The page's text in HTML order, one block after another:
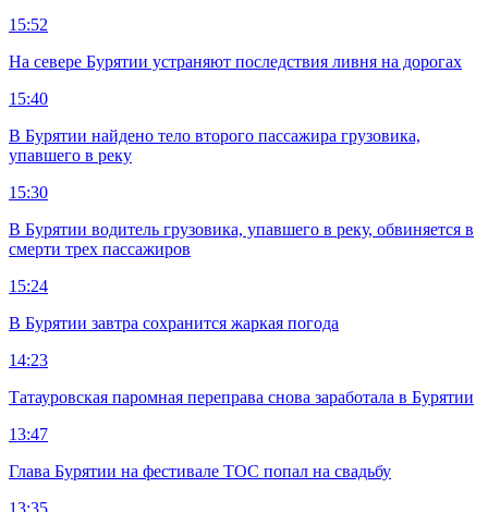
15:52
На севере Бурятии устраняют последствия ливня на дорогах
15:40
В Бурятии найдено тело второго пассажира грузовика,
упавшего в реку
15:30
В Бурятии водитель грузовика, упавшего в реку, обвиняется в
смерти трех пассажиров
15:24
В Бурятии завтра сохранится жаркая погода
14:23
Татауровская паромная переправа снова заработала в Бурятии
13:47
Глава Бурятии на фестивале ТОС попал на свадьбу
13:35